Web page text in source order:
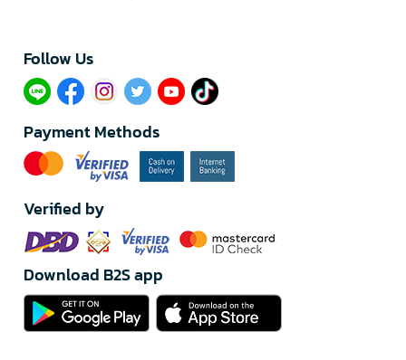
Follow Us​
Payment Methods
Verified by
Download B2S app